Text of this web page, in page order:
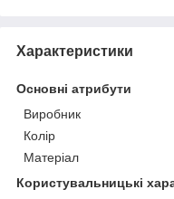
Характеристики
Основні атрибути
Виробник
Колір
Матеріал
Користувальницькі